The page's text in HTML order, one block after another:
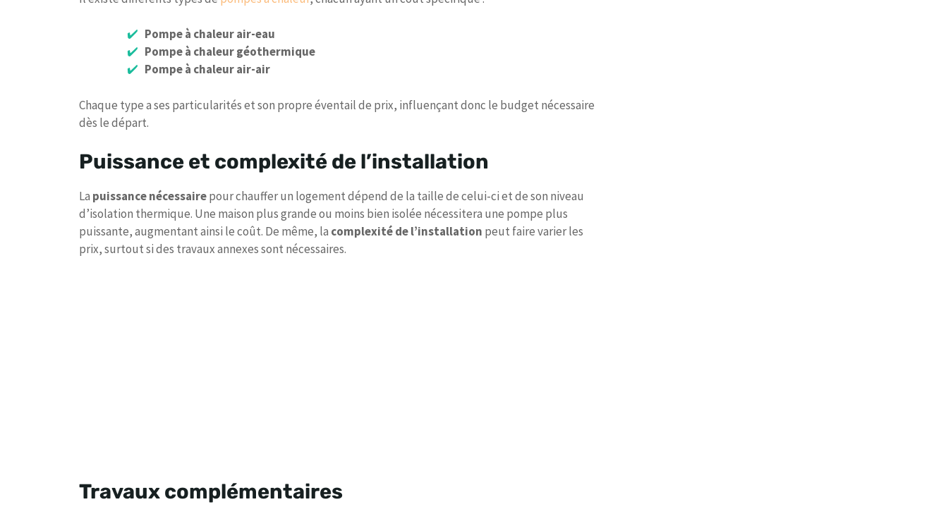
Pompe à chaleur air-eau
Pompe à chaleur géothermique
Pompe à chaleur air-air
Chaque type a ses particularités et son propre éventail de prix, influençant donc le budget nécessaire
dès le départ.
Puissance et complexité de l’installation
La puissance nécessairepour chauffer un logement dépend de la taille de celui-ci et de son niveau
d’isolation thermique. Une maison plus grande ou moins bien isolée nécessitera une pompe plus
puissante, augmentant ainsi le coût. De même, la complexité de l’installation peut faire varier les
prix, surtout si des travaux annexes sont nécessaires.
Travaux complémentaires